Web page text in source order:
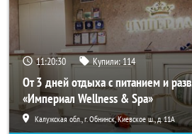
11:20:30 Купили:114
От 3 дней отдыха с питанием и
«Империал Wellness & Spa»
Калужская обл., г. Обнинск, Киевское ш., д. 11А